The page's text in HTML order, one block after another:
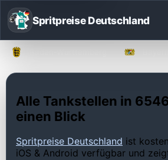
Spritpreise Deutschland
Alle Tankstellen in
einen Blick
Spritpreise Deutschland ist
iOS & Android verfügbar und